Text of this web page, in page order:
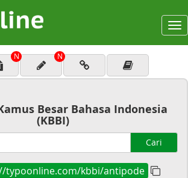
N N
Besar Bahasa Indonesia
(KBBI)
Cari
typoonline.com/kbbi/antipode